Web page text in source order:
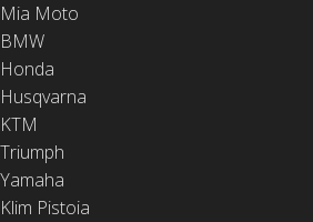
Mia Moto
BMW
Honda
Husqvarna
KTM
Triumph
Yamaha
Klim Pistoia